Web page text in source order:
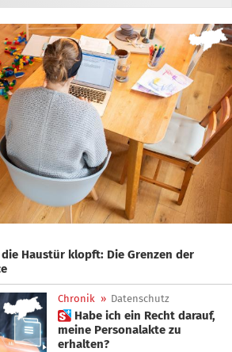
Chronik » Datenschutz
 Habe ich ein Recht darauf,
meine Personalakte zu
erhalten?